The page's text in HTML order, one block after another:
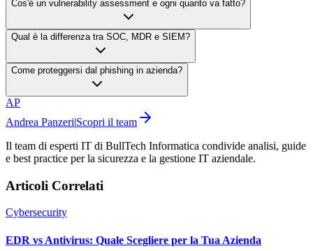
Cos'è un vulnerability assessment e ogni quanto va fatto?
Qual è la differenza tra SOC, MDR e SIEM?
Come proteggersi dal phishing in azienda?
AP
Andrea Panzeri|Scopri il team
Il team di esperti IT di BullTech Informatica condivide analisi, guide
e best practice per la sicurezza e la gestione IT aziendale.
Articoli Correlati
Cybersecurity
EDR vs Antivirus: Quale Scegliere per la Tua Azienda